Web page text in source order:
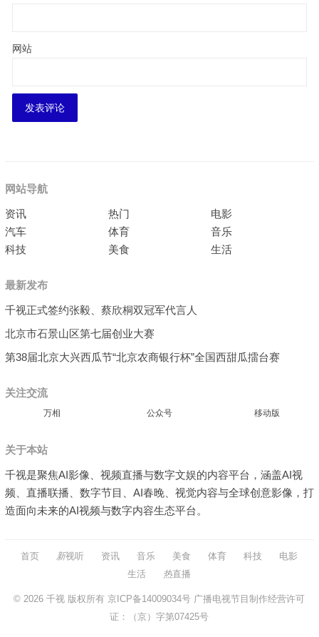
网站
网站导航
资讯 热门
电影
汽车
体育
音乐
科技
美食 生活
最新发布
千视正式签约张毅、蔡欣桐双冠军代言人
北京市石景山区第七届创业大赛
第38届北京大兴西瓜节“北京农商银行杯”全国西甜瓜擂台赛
关注交流
万相 公众号 移动版
关于本站
千视是聚焦AI影像、视频直播与数字文娱的内容平台，涵盖AI视
频、直播联播、数字节目、AI春晚、视觉内容与全球创意影像，打
造面向未来的AI视频与数字内容生态平台。
首页 新视听 资讯 音乐 美食 体育 科技
电影
生活
热直播
© 2026千视 版权所有京ICP备14009034号 广播电视节目制作经营许可
证：（京）字第07425号